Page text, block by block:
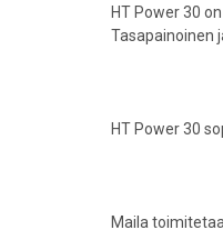
HT Power 30
Tasapainoinen
HT Power 30
Maila